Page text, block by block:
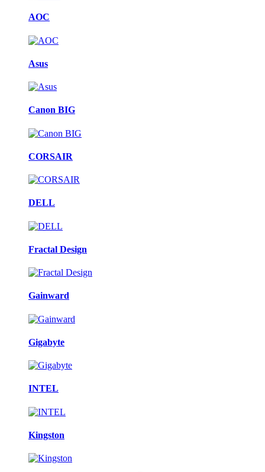
AOC
Asus
Canon BIG
CORSAIR
DELL
Fractal Design
Gainward
Gigabyte
INTEL
Kingston